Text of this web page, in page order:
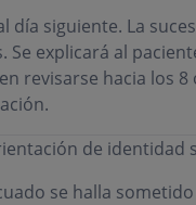
día siguiente. La
Se explicará al
revisarse hacia los
de identidad
se halla